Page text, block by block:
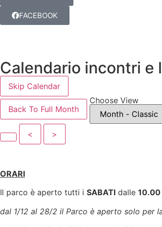
FACEBOOK
Calendario incontri e
Skip Calendar
Back To Full Month
Choose View
< >
ORARI
Il parco è aperto tutti i SABATI dalle 10.00
dal 1/12 al 28/2 il Parco è aperto solo per